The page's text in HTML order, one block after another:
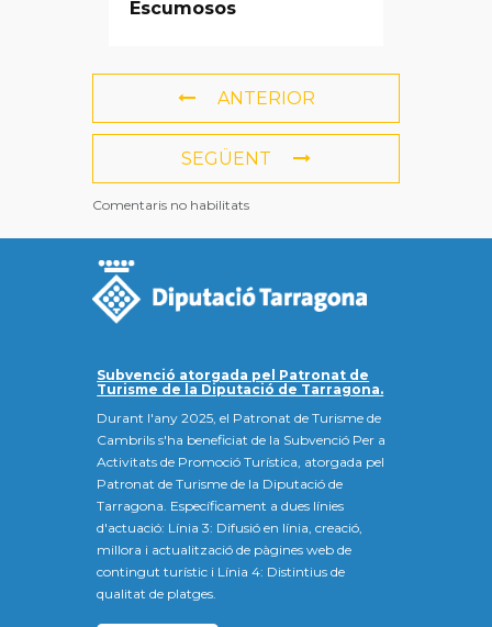
Escumosos
ANTERIOR
SEGÜENT
Comentaris no habilitats
Subvenció atorgada pel Patronat de
Turisme de la Diputació de Tarragona.
Durant l'any 2025, el Patronat de Turisme de
Cambrils s'ha beneficiat de la Subvenció Per a
Activitats de Promoció Turística, atorgada pel
Patronat de Turisme de la Diputació de
Tarragona. Específicament a dues línies
d'actuació: Línia 3: Difusió en línia, creació,
millora i actualització de pàgines web de
contingut turístic i Línia 4: Distintius de
qualitat de platges.